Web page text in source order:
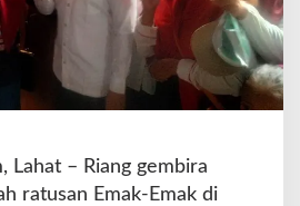
Lahat – Riang gembira
ratusan Emak-Emak di